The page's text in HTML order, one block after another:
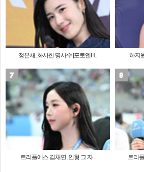
정은채, 화사한 명사수 [포토엔H..
트리플에스 김채연, 인형 그 자.. 트리